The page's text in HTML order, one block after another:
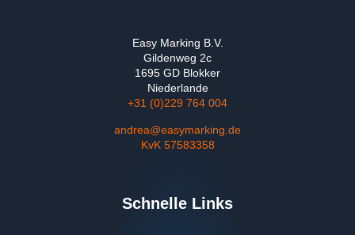
Easy Marking B.V.
Gildenweg 2c
1695 GD Blokker
Niederlande
+31 (0)229 764 004
andrea@easymarking.de
KvK 57583358
Schnelle Links